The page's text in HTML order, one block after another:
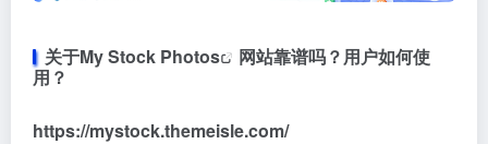
关于My Stock Photos
网站靠谱吗？用户如何使
用？
https://mystock.themeisle.com/